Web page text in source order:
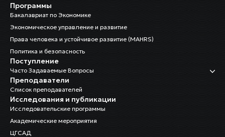
Программы
Бакалавриат по Экономике
Экономическое управление и развитие
Права человека и устойчивое развитие (MAHRS)
Политика и безопасность
Поступление
Часто Задаваемые Вопросы
Преподаватели
Список преподавателей
Исследования и публикации
Исследовательские программы
Академические мероприятия
ЦГСАД